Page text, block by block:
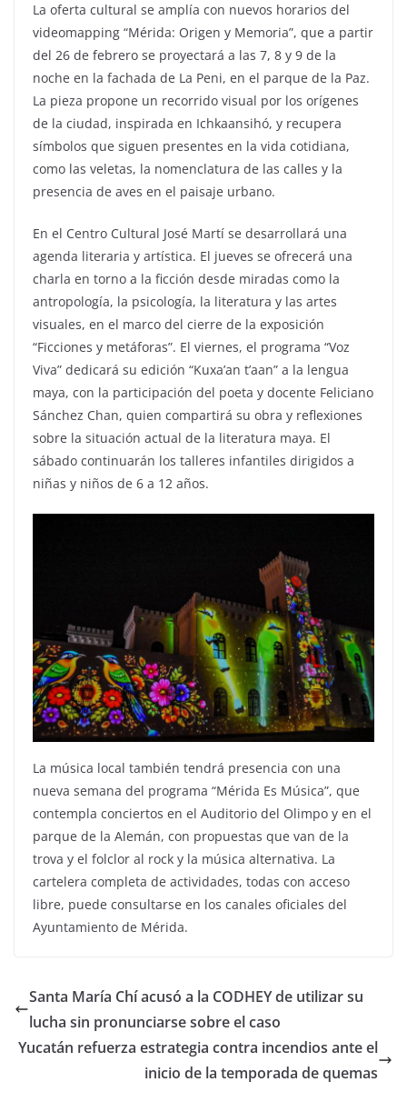
La oferta cultural se amplía con nuevos horarios del
videomapping “Mérida: Origen y Memoria”, que a partir
del 26 de febrero se proyectará a las 7, 8 y 9 de la
noche en la fachada de La Peni, en el parque de la Paz.
La pieza propone un recorrido visual por los orígenes
de la ciudad, inspirada en Ichkaansihó, y recupera
símbolos que siguen presentes en la vida cotidiana,
como las veletas, la nomenclatura de las calles y la
presencia de aves en el paisaje urbano.
En el Centro Cultural José Martí se desarrollará una
agenda literaria y artística. El jueves se ofrecerá una
charla en torno a la ficción desde miradas como la
antropología, la psicología, la literatura y las artes
visuales, en el marco del cierre de la exposición
“Ficciones y metáforas”. El viernes, el programa “Voz
Viva” dedicará su edición “Kuxa’an t’aan” a la lengua
maya, con la participación del poeta y docente Feliciano
Sánchez Chan, quien compartirá su obra y reflexiones
sobre la situación actual de la literatura maya. El
sábado continuarán los talleres infantiles dirigidos a
niñas y niños de 6 a 12 años.
La música local también tendrá presencia con una
nueva semana del programa “Mérida Es Música”, que
contempla conciertos en el Auditorio del Olimpo y en el
parque de la Alemán, con propuestas que van de la
trova y el folclor al rock y la música alternativa. La
cartelera completa de actividades, todas con acceso
libre, puede consultarse en los canales oficiales del
Ayuntamiento de Mérida.
Santa María Chí acusó a la CODHEY de utilizar su
lucha sin pronunciarse sobre el caso
Yucatán refuerza estrategia contra incendios ante el
inicio de la temporada de quemas